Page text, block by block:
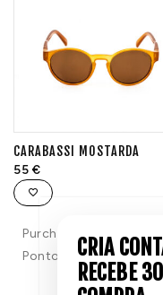
CARABASSI MOSTARDA
55 €
Purchase & earn 55
Pontos!